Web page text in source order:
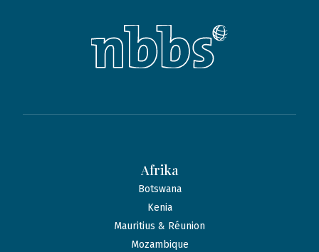
Afrika
Botswana
Kenia
Mauritius & Réunion
Mozambique